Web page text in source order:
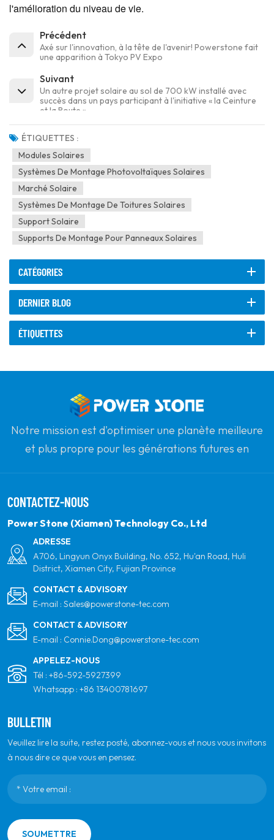
l'amélioration du niveau de vie.
Précédent
Axé sur l'innovation, à la tête de l'avenir! Powerstone fait
une apparition à Tokyo PV Expo
Suivant
Un autre projet solaire au sol de 700 kW installé avec
succès dans un pays participant à l'initiative « la Ceinture
et la Route ».
ÉTIQUETTES :
Modules Solaires
Systèmes De Montage Photovoltaïques Solaires
Marché Solaire
Systèmes De Montage De Toitures Solaires
Support Solaire
Supports De Montage Pour Panneaux Solaires
CATÉGORIES
DERNIER BLOG
ÉTIQUETTES
Notre mission est d'optimiser une planète meilleure
et plus propre pour les générations futures en
propre et de votre partenaire mondial le plus fiable
pour la qualité, le professionnalisme et l'innovation.
CONTACTEZ-NOUS
Power Stone (Xiamen) Technology Co., Ltd
ADRESSE
A706, Lingyun Onyx Building, No. 652, Hu'an Road, Huli
District, Xiamen City, Fujian Province
CONTACT & ADVISORY
E-mail : Sales@powerstone-tec.com
CONTACT & ADVISORY
E-mail : Connie.Dong@powerstone-tec.com
APPELEZ-NOUS
Tél : +86-592-5927399
Whatsapp : +86 13400781697
BULLETIN
Veuillez lire la suite, restez posté, abonnez-vous et nous vous invitons
à nous dire ce que vous en pensez.
SOUMETTRE